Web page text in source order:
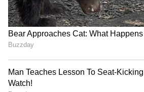
నటనలోని హావభావాలు, ఎమోషనల్
కనెక్ట్ చేశాయి. అందుకే చాలామంది
పాత్రను కాక్‌టెయిల్ 2 సినిమాకు